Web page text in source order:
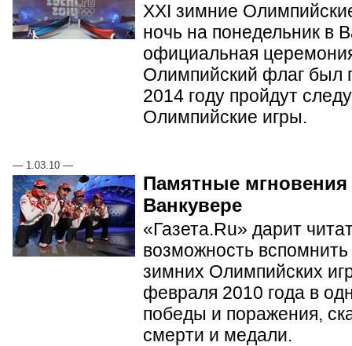
XXI зимние
ночь на понедельник в
официальная
Олимпийский флаг был
2014 году пройдут
Олимпийские игры.
— 1.03.10 —
Памятные
Ванкувере
«Газета.Ru» дарит
возможность
зимних Олимпийских
февраля 2010 года в
победы и поражения,
смерти и медали.